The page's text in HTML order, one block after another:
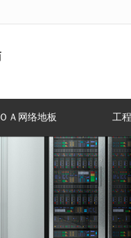
ＯＡ网络地板 工